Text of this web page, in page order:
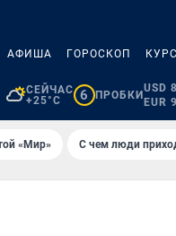
АФИША ГОРОСКОП
СЕЙЧАС
+25°C
6 ПРОБКИ
USD
EUR
«Мир» С чем люди